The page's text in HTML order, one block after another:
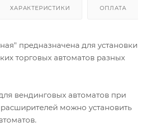
ХАРАКТЕРИСТИКИ ОПЛАТА
предназначена для установки
торговых автоматов разных
вендинговых автоматов при
можно установить